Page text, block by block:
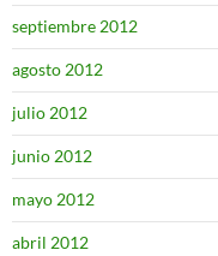
septiembre 2012
agosto 2012
julio 2012
junio 2012
mayo 2012
abril 2012